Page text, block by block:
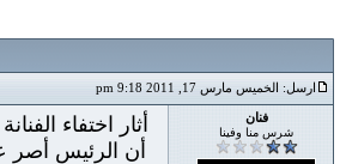
ارسل: الخميس مارس 17, 2011 9:18 pm
فنان
شرس منا وفينا
أن الرئيس أصر